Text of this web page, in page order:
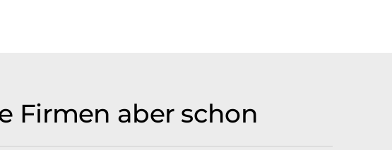
Firmen aber schon